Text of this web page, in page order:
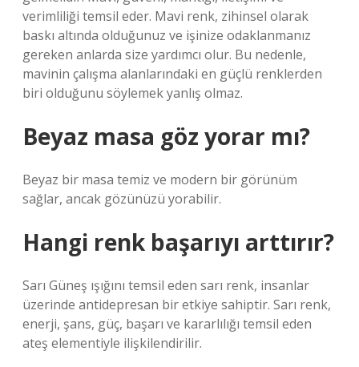
verimliliği temsil eder. Mavi renk, zihinsel olarak
baskı altında olduğunuz ve işinize odaklanmanız
gereken anlarda size yardımcı olur. Bu nedenle,
mavinin çalışma alanlarındaki en güçlü renklerden
biri olduğunu söylemek yanlış olmaz.
Beyaz masa göz yorar mı?
Beyaz bir masa temiz ve modern bir görünüm
sağlar, ancak gözünüzü yorabilir.
Hangi renk başarıyı arttırır?
Sarı Güneş ışığını temsil eden sarı renk, insanlar
üzerinde antidepresan bir etkiye sahiptir. Sarı renk,
enerji, şans, güç, başarı ve kararlılığı temsil eden
ateş elementiyle ilişkilendirilir.